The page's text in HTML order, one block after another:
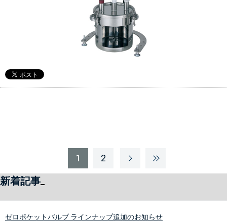
1 2
新着記事
ゼロポケットバルブ ラインナップ追加のお知らせ